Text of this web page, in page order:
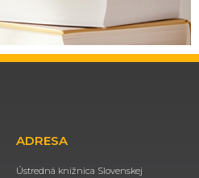
ADRESA
Ústredná knižnica Slovenskej